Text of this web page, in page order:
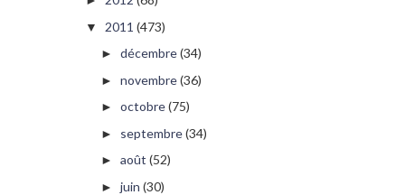
▼ 2011 (473)
► décembre(34)
► novembre(36)
► octobre(75)
► septembre(34)
► août (52)
► juin (30)